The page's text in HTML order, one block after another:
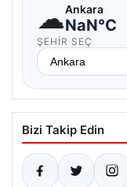
☁Ankara
NaN°C
ŞEHIR SEÇ
Bizi Takip Edin